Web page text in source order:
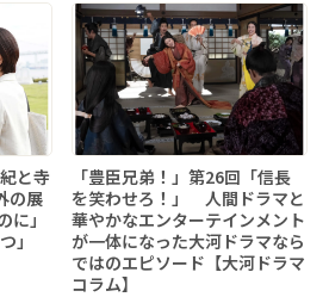
と寺
の展
」
」
「豊臣兄弟！」第26回「信長
を笑わせろ！」 人間ドラマと
華やかなエンターテインメント
が一体になった大河ドラマなら
ではのエピソード【大河ドラマ
コラム】